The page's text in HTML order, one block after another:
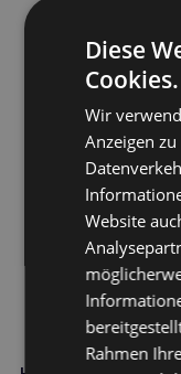
Diese
Cookies.
Wir
Anzeigen
Website
Rahmen